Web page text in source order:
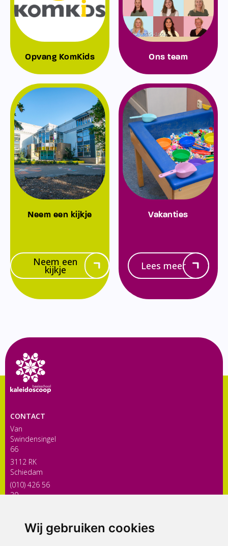
Wij gebruiken cookies
Opvang KomKids Ons team
Neem een kijkje
Neem een
kijkje
Vakanties
Lees meer
CONTACT
Van
Swindensingel
66
3112 RK
Schiedam
(010) 426 56
30
ONDERDEEL VAN